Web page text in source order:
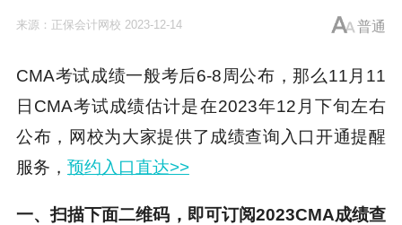
普通
来源： 正保会计网校 2023-12-14
CMA考试成绩一般考后6-8周公布，那么11月11
日CMA考试成绩估计是在2023年12月下旬左右
公布，网校为大家提供了成绩查询入口开通提醒
服务， 预约入口直达>>
一、扫描下面二维码，即可订阅2023CMA成绩查